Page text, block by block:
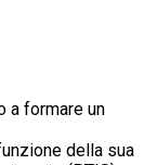
a formare un
della sua